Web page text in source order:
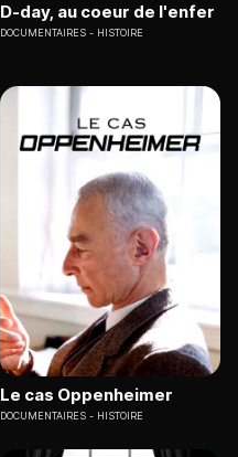
D-day, au coeur de l'enfer
DOCUMENTAIRES HISTOIRE
Le cas Oppenheimer
DOCUMENTAIRES HISTOIRE